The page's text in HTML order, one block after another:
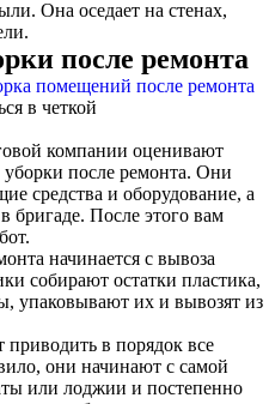
Она оседает на стенах,
после ремонта
в четкой
компании оценивают
после ремонта. Они
средства и оборудование, а
бригаде. После этого вам
начинается с вывоза
собирают остатки пластика,
упаковывают их и вывозят из
в порядок все
они начинают с самой
или лоджии и постепенно